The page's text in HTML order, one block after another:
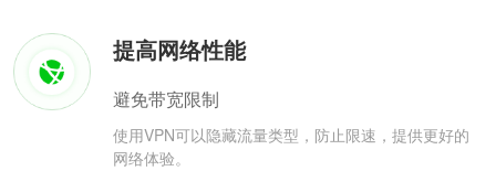
提高网络性能
避免带宽限制
使用VPN可以隐藏流量类型，防止限速，提供更好的
网络体验。